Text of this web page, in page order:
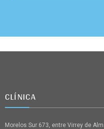
CLÍNICA
Morelos Sur 673, entre Virrey de